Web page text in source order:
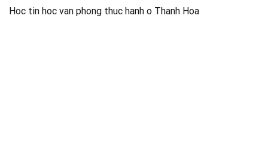
Hoc tin hoc van phong thuc hanh o Thanh Hoa